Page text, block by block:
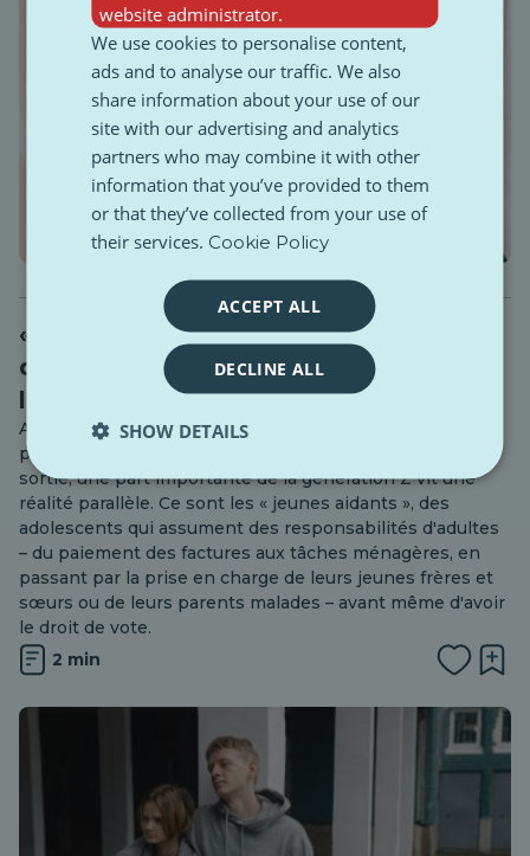
« Des adultes à 16 ans » : Les enfants
qui prennent soin d’autres enfants et
le fardeau invisible des jeunes aidants
Alors que la plupart des jeunes de 16 à 17 ans se
préoccupent de leurs examens ou de leur première
sortie, une part importante de la génération Z vit une
réalité parallèle. Ce sont les « jeunes aidants », des
adolescents qui assument des responsabilités d'adultes
– du paiement des factures aux tâches ménagères, en
passant par la prise en charge de leurs jeunes frères et
sœurs ou de leurs parents malades – avant même d'avoir
le droit de vote.
2 min
website administrator.
We use cookies to personalise content,
ads and to analyse our traffic. We also
share information about your use of our
site with our advertising and analytics
partners who may combine it with other
information that you’ve provided to them
or that they’ve collected from your use of
their services. Cookie Policy
ACCEPT ALL
DECLINE ALL
SHOW DETAILS